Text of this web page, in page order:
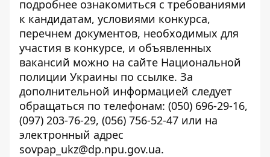
подробнее ознакомиться с требованиями
к кандидатам, условиями конкурса,
перечнем документов, необходимых для
участия в конкурсе, и объявленных
вакансий можно на сайте Национальной
полиции Украины по ссылке. За
дополнительной информацией следует
обращаться по телефонам: (050) 696-29-16,
(097) 203-76-29, (056) 756-52-47 или на
электронный адрес
sovpap_ukz@dp.npu.gov.ua.